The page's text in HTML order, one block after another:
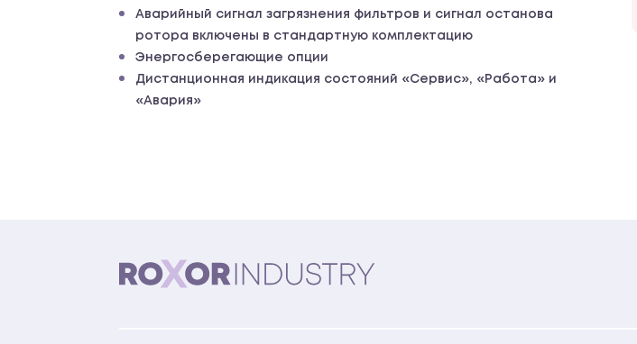
Аварийный сигнал загрязнения фильтров и сигнал останова
ротора включены в стандартную комплектацию
Энергосберегающие опции
Дистанционная индикация состояний «Сервис», «Работа» и
«Авария»